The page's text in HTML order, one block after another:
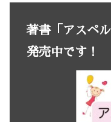
著書「アスペ
発売中です！